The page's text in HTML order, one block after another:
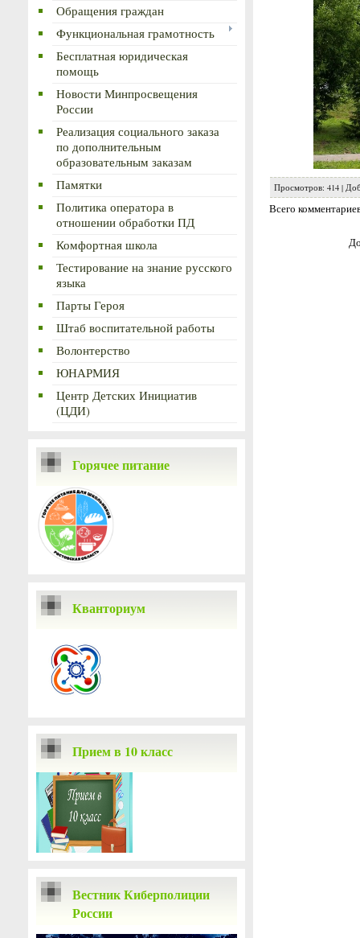
Обращения граждан
Функциональная грамотность
Бесплатная юридическая
помощь
Новости Минпросвещения
России
Реализация социального заказа
по дополнительным
образовательным заказам
Памятки
Политика оператора в
отношении обработки ПД
Комфортная школа
Тестирование на знание русского
языка
Парты Героя
Штаб воспитательной работы
Волонтерство
ЮНАРМИЯ
Центр Детских Инициатив
(ЦДИ)
Горячее питание
Кванториум
Прием в 10 класс
Вестник Киберполиции
России
Просмотров: 414 |
Всего